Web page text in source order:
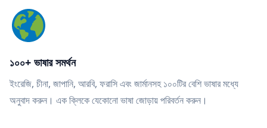
১০০+ ভাষার সমর্থন
ইংরেজি, চীনা, জাপানি, আরবি, ফরাসি এবং জার্মানসহ ১০০টির বেশি ভাষার মধ্যে
অনুবাদ করুন। এক ক্লিকে যেকোনো ভাষা জোড়ায় পরিবর্তন করুন।